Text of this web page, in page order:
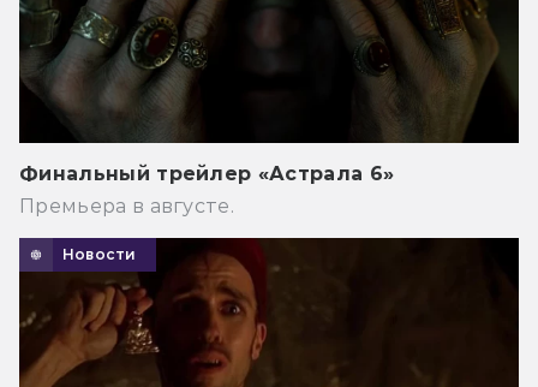
Финальный трейлер «Астрала 6»
Премьера в августе.
Новости